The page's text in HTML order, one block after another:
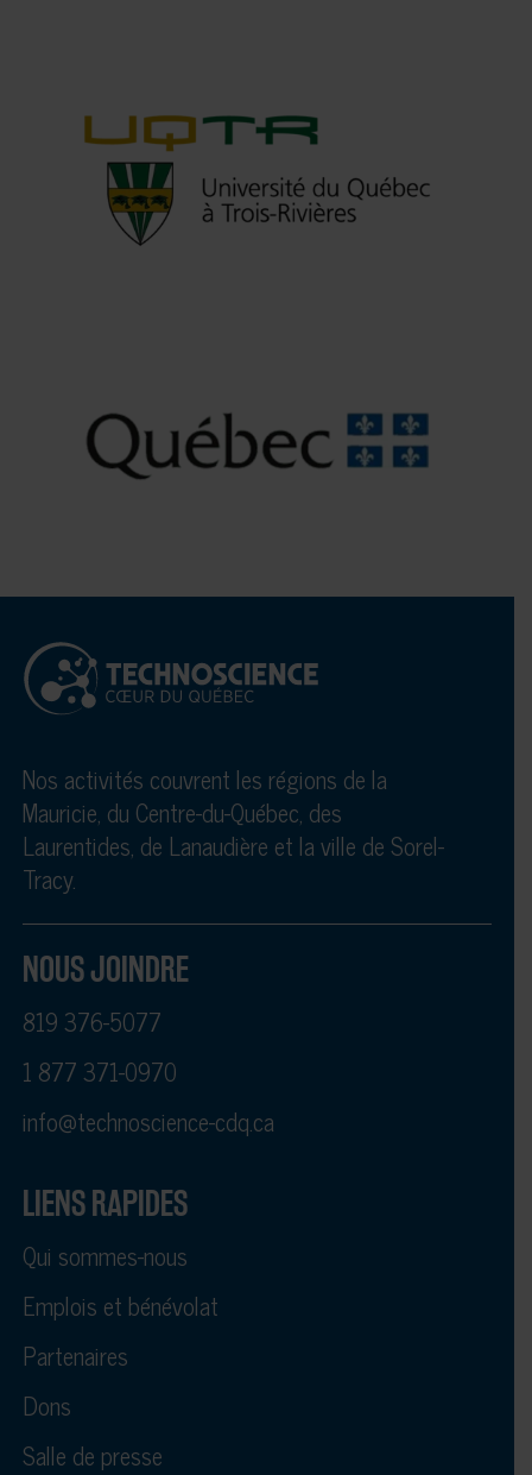
Nos activités couvrent les régions de la
Mauricie, du Centre-du-Québec, des
Laurentides, de Lanaudière et la ville de Sorel-
Tracy.
NOUS JOINDRE
819 376-5077
1 877 371-0970
info@technoscience-cdq.ca
LIENS RAPIDES
Qui sommes-nous
Emplois et bénévolat
Partenaires
Dons
Salle de presse